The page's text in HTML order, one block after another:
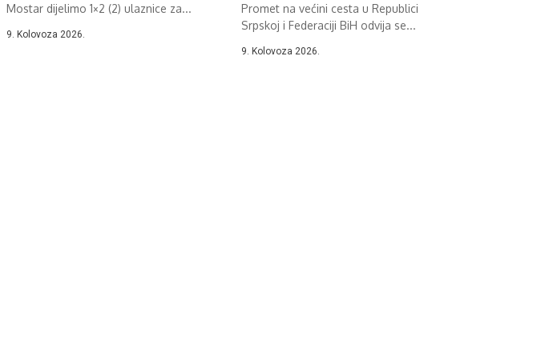
Mostar dijelimo 1×2 (2) ulaznice za...
9. Kolovoza 2026.
Promet na većini cesta u Republici
Srpskoj i Federaciji BiH odvija se...
9. Kolovoza 2026.